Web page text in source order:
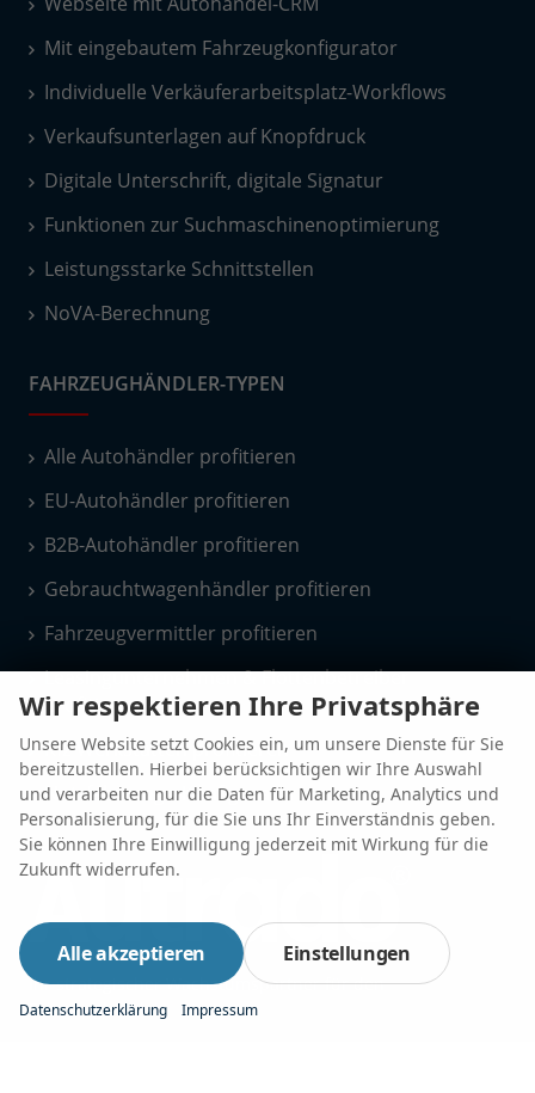
Mit eingebautem Fahrzeugkonfigurator
Individuelle Verkäuferarbeitsplatz-Workflows
Verkaufsunterlagen auf Knopfdruck
Digitale Unterschrift, digitale Signatur
Funktionen zur Suchmaschinenoptimierung
Leistungsstarke Schnittstellen
NoVA-Berechnung
FAHRZEUGHÄNDLER-TYPEN
Alle Autohändler profitieren
EU-Autohändler profitieren
B2B-Autohändler profitieren
Gebrauchtwagenhändler profitieren
Fahrzeugvermittler profitieren
Leasingunternehmen & Flottenbetreiber
profitieren
Kfz-Werkstätten profitieren
Nutzfahrzeuge-Konfigurator
Ihr strategischer Wachstumspartner für den
Fahrzeughandel
Wir respektieren Ihre Privatsphäre
Unsere Website setzt Cookies ein, um unsere Dienste für Sie
bereitzustellen. Hierbei berücksichtigen wir Ihre Auswahl
und verarbeiten nur die Daten für Marketing, Analytics und
Personalisierung, für die Sie uns Ihr Einverständnis geben.
Sie können Ihre Einwilligung jederzeit mit Wirkung für die
Zukunft widerrufen.
Alle akzeptieren Einstellungen
Datenschutzerklärung Impressum